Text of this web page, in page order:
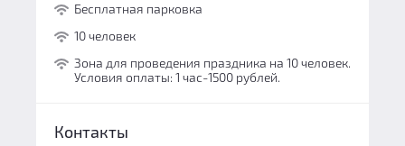
Бесплатная парковка
10 человек
Зона для проведения праздника на 10 человек.
Условия оплаты: 1 час-1500 рублей.
Контакты